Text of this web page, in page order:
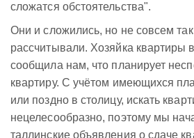
сложатся обстоятельства".
Они и сложились, но не совсем
рассчитывали. Хозяйка квартиры
сообщила нам, что планирует
квартиру. С учётом имеющихся
или поздно в столицу, искать
нецелесообразно, поэтому мы
таллинские объявления о сдаче